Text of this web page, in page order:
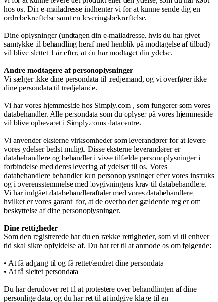
Vagtplan og booking
(PDF)
Støtteforening
Formål
Nyheder
hos os. Din e-mailadresse indhenter vi for at kunne sende dig en
ordrebekræftelse samt en leveringsbekræftelse.
Dine oplysninger (undtagen din e-mailadresse, hvis du har givet
samtykke til behandling heraf med henblik på modtagelse af tilbud)
vil blive slettet 1 år efter, at du har modtaget din ydelse.
Andre modtagere af personoplysninger
Vi sælger ikke dine persondata til tredjemand, og vi overfører ikke
dine persondata til tredjelande.
Vi har vores hjemmeside hos Simply.com , som fungerer som vores
databehandler. Alle persondata som du oplyser på vores hjemmeside
vil blive opbevaret i Simply.coms datacentre.
Vi anvender eksterne virksomheder som leverandører for at levere
vores ydelser bedst muligt. Disse eksterne leverandører er
databehandlere og behandler i visse tilfælde personoplysninger i
forbindelse med deres levering af ydelser til os. Vores
databehandlere behandler kun personoplysninger efter vores instruks
og i overensstemmelse med lovgivningens krav til databehandlere.
Vi har indgået databehandleraftaler med vores databehandlere,
hvilket er vores garanti for, at de overholder gældende regler om
beskyttelse af dine personoplysninger.
Dine rettigheder
Som den registrerede har du en række rettigheder, som vi til enhver
tid skal sikre opfyldelse af. Du har ret til at anmode os om følgende:
• At få adgang til og få rettet/ændret dine persondata
• At få slettet persondata
Du har derudover ret til at protestere over behandlingen af dine
personlige data, og du har ret til at indgive klage til en